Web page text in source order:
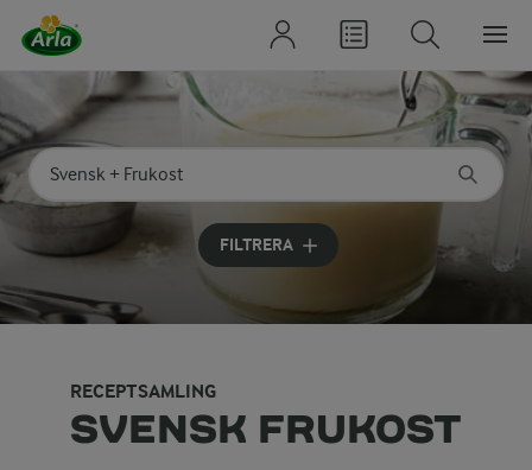
Sök på kategori eller ingrediens
Skriv in sökord för att få förslag
FILTRERA
RECEPTSAMLING
SVENSK FRUKOST